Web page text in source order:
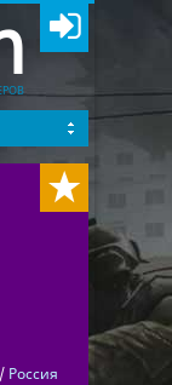
/ Россия